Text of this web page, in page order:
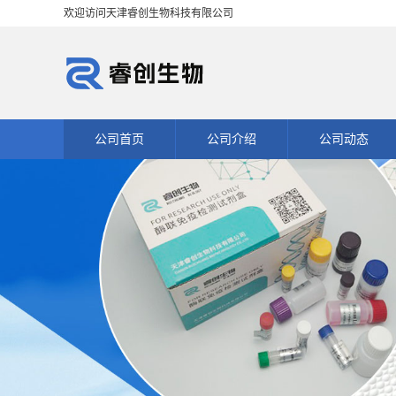
欢迎访问天津睿创生物科技有限公司
公司首页 公司介绍 公司动态